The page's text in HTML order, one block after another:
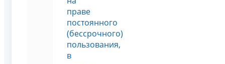
праве
постоянного
(бессрочного)
пользования,
в